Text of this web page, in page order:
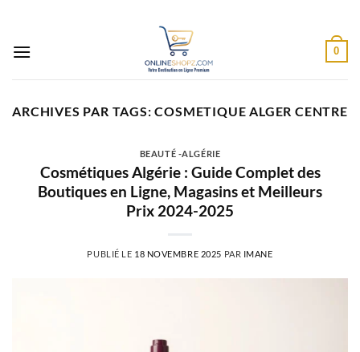
contenu
0
ARCHIVES PAR TAGS:COSMETIQUE ALGER CENTRE
BEAUTÉ -ALGÉRIE
Cosmétiques Algérie : Guide Complet des
Boutiques en Ligne, Magasins et Meilleurs
Prix 2024-2025
PUBLIÉ LE 18 NOVEMBRE 2025 PAR IMANE